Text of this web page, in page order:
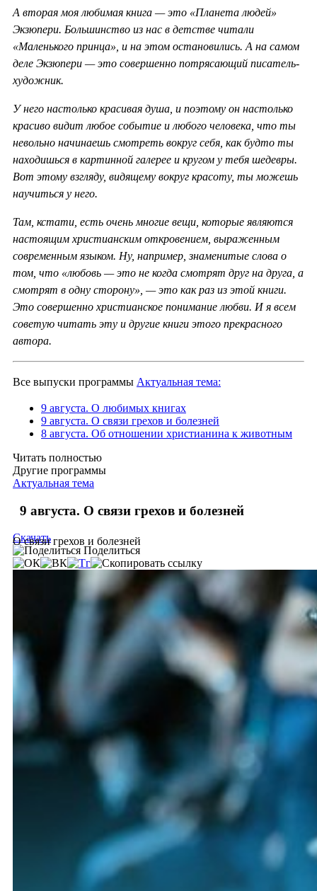
А вторая моя любимая книга — это «Планета людей»
Экзюпери. Большинство из нас в детстве читали
«Маленького принца», и на этом остановились. А на самом
деле Экзюпери — это совершенно потрясающий писатель-
художник.
У него настолько красивая душа, и поэтому он настолько
красиво видит любое событие и любого человека, что ты
невольно начинаешь смотреть вокруг себя, как будто ты
находишься в картинной галерее и кругом у тебя шедевры.
Вот этому взгляду, видящему вокруг красоту, ты можешь
научиться у него.
Там, кстати, есть очень многие вещи, которые являются
настоящим христианским откровением, выраженным
современным языком. Ну, например, знаменитые слова о
том, что «любовь — это не когда смотрят друг на друга, а
смотрят в одну сторону», — это как раз из этой книги.
Это совершенно христианское понимание любви. И я всем
советую читать эту и другие книги этого прекрасного
автора.
Все выпуски программы Актуальная тема:
9 августа. О любимых книгах
9 августа. О связи грехов и болезней
8 августа. Об отношении христианина к животным
Читать полностью
Другие программы
Актуальная тема
9 августа. О связи грехов и болезней
О связи грехов и болезней
Скачать
Поделиться